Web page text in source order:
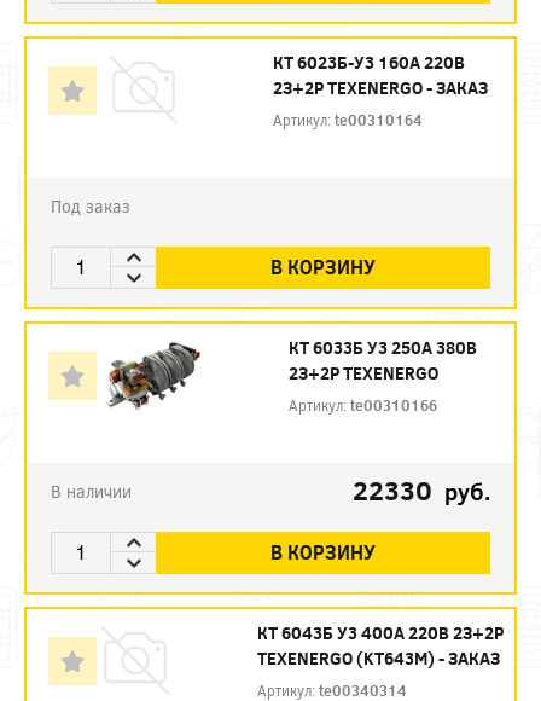
КТ 6023Б-У3 160А 220В
2З+2Р TEXENERGO - ЗАКАЗ
Артикул:te00310164
Под заказ
В КОРЗИНУ
КТ 6033Б У3 250А 380В
2З+2Р TEXENERGO
Артикул:te00310166
В наличии 22330 руб.
В КОРЗИНУ
КТ 6043Б У3 400А 220В 2З+2Р
TEXENERGO (KT643M) - ЗАКАЗ
Артикул:te00340314